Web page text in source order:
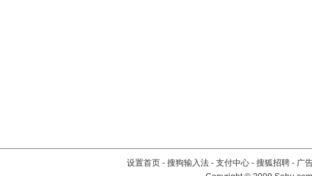
设置首页 - 搜狗输入法 - 支付中心 - 搜狐招聘 - 广